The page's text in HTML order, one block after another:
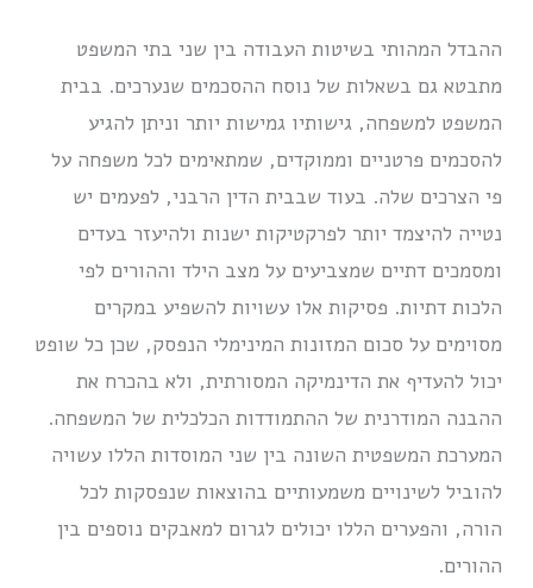
ההבדל המהותי בשיטות העבודה בין שני בתי המשפט
מתבטא גם בשאלות של נוסח ההסכמים שנערכים. בבית
המשפט למשפחה, גישותיו גמישות יותר וניתן להגיע
להסכמים פרטניים וממוקדים, שמתאימים לכל משפחה על
פי הצרכים שלה. בעוד שבבית הדין הרבני, לפעמים יש
נטייה להיצמד יותר לפרקטיקות ישנות ולהיעזר בעדים
ומסמכים דתיים שמצביעים על מצב הילד וההורים לפי
הלכות דתיות. פסיקות אלו עשויות להשפיע במקרים
מסוימים על סכום המזונות המינימלי הנפסק, שכן כל שופט
יכול להעדיף את הדינמיקה המסורתית, ולא בהכרח את
ההבנה המודרנית של ההתמודדות הכלכלית של המשפחה.
המערכת המשפטית השונה בין שני המוסדות הללו עשויה
להוביל לשינויים משמעותיים בהוצאות שנפסקות לכל
הורה, והפערים הללו יכולים לגרום למאבקים נוספים בין
ההורים.